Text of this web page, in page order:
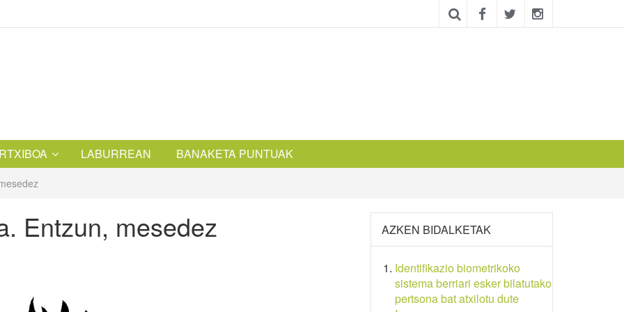
LABURREAN BANAKETA PUNTUAK
Entzun, mesedez AZKEN BIDALKETAK
Identifikazio biometrikoko
sistema berriari esker bilatutako
pertsona bat atxilotu dute